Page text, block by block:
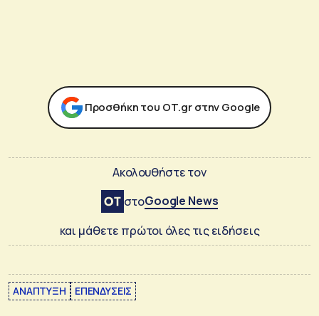
Προσθήκη του ΟΤ.gr στην Google
Ακολουθήστε τον
στοGoogle News
και μάθετε πρώτοι όλες τις ειδήσεις
ΑΝΑΠΤΥΞΗ ΕΠΕΝΔΥΣΕΙΣ